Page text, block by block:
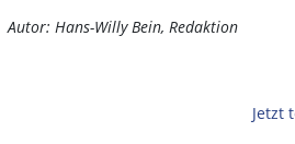
Autor: Hans-Willy Bein, Redaktion
Jetzt